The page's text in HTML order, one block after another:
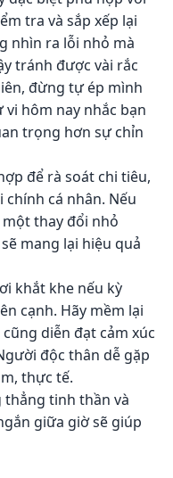
tra và sắp xếp lại
nhìn ra lỗi nhỏ mà
tránh được vài rắc
đừng tự ép mình
hôm nay nhắc bạn
trọng hơn sự chỉn
để rà soát chi tiêu,
chính cá nhân. Nếu
thay đổi nhỏ
mang lại hiệu quả
khắt khe nếu kỳ
cạnh. Hãy mềm lại
diễn đạt cảm xúc
độc thân dễ gặp
thực tế.
thẳng tinh thần và
giữa giờ sẽ giúp